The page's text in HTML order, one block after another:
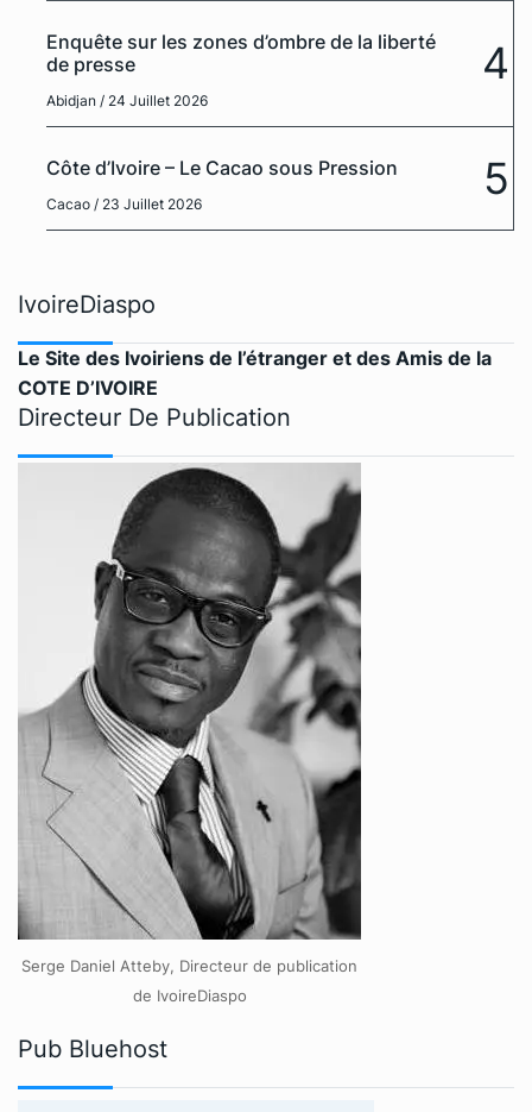
Enquête sur les zones d’ombre de la liberté
de presse
Abidjan / 24 Juillet 2026
4
Côte d’Ivoire – Le Cacao sous Pression
Cacao / 23 Juillet 2026 5
IvoireDiaspo
Le Site des Ivoiriens de l’étranger et des Amis de la
COTE D’IVOIRE
Directeur De Publication
Serge Daniel Atteby, Directeur de publication
de IvoireDiaspo
Pub Bluehost